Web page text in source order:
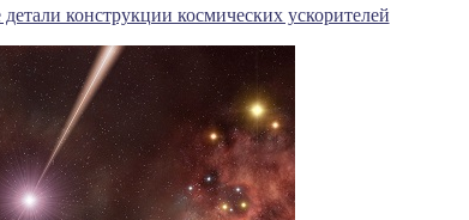
конструкции космических ускорителей